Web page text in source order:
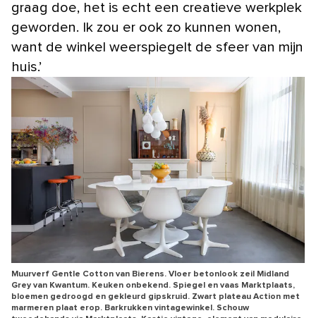
graag doe, het is echt een creatieve werkplek
geworden. Ik zou er ook zo kunnen wonen,
want de winkel weerspiegelt de sfeer van mijn
huis.’
Muurverf Gentle Cotton van Bierens. Vloer betonlook zeil Midland
Grey van Kwantum. Keuken onbekend. Spiegel en vaas Marktplaats,
bloemen gedroogd en gekleurd gipskruid. Zwart plateau Action met
marmeren plaat erop. Barkrukken vintagewinkel. Schouw